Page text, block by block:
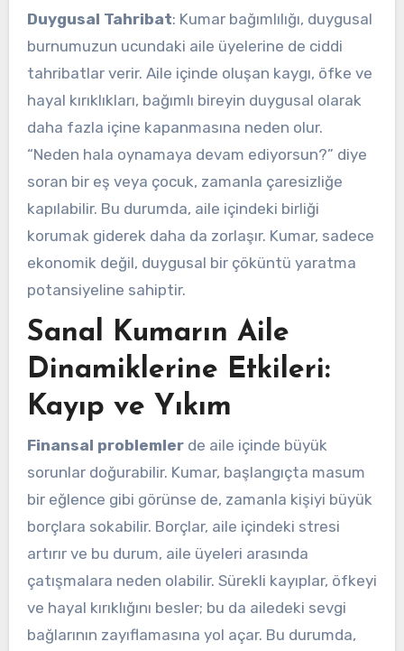
Duygusal Tahribat: Kumar bağımlılığı, duygusal
burnumuzun ucundaki aile üyelerine de ciddi
tahribatlar verir. Aile içinde oluşan kaygı, öfke ve
hayal kırıklıkları, bağımlı bireyin duygusal olarak
daha fazla içine kapanmasına neden olur.
“Neden hala oynamaya devam ediyorsun?” diye
soran bir eş veya çocuk, zamanla çaresizliğe
kapılabilir. Bu durumda, aile içindeki birliği
korumak giderek daha da zorlaşır. Kumar, sadece
ekonomik değil, duygusal bir çöküntü yaratma
potansiyeline sahiptir.
Sanal Kumarın Aile
Dinamiklerine Etkileri:
Kayıp ve Yıkım
Finansal problemlerde aile içinde büyük
sorunlar doğurabilir. Kumar, başlangıçta masum
bir eğlence gibi görünse de, zamanla kişiyi büyük
borçlara sokabilir. Borçlar, aile içindeki stresi
artırır ve bu durum, aile üyeleri arasında
çatışmalara neden olabilir. Sürekli kayıplar, öfkeyi
ve hayal kırıklığını besler; bu da ailedeki sevgi
bağlarının zayıflamasına yol açar. Bu durumda,